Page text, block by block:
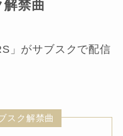
禁曲
」がサブスクで配信
スク解禁曲